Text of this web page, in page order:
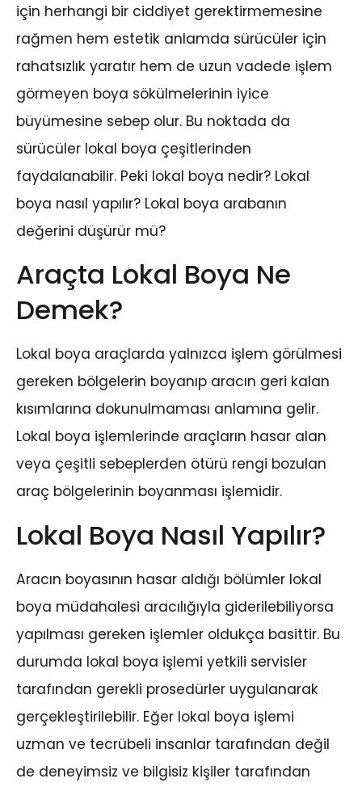
için herhangi bir ciddiyet gerektirmemesine
rağmen hem estetik anlamda sürücüler için
rahatsızlık yaratır hem de uzun vadede işlem
görmeyen boya sökülmelerinin iyice
büyümesine sebep olur. Bu noktada da
sürücüler lokal boya çeşitlerinden
faydalanabilir. Peki lokal boya nedir? Lokal
boya nasıl yapılır? Lokal boya arabanın
değerini düşürür mü?
Araçta Lokal Boya Ne
Demek?
Lokal boya araçlarda yalnızca işlem görülmesi
gereken bölgelerin boyanıp aracın geri kalan
kısımlarına dokunulmaması anlamına gelir.
Lokal boya işlemlerinde araçların hasar alan
veya çeşitli sebeplerden ötürü rengi bozulan
araç bölgelerinin boyanması işlemidir.
Lokal Boya Nasıl Yapılır?
Aracın boyasının hasar aldığı bölümler lokal
boya müdahalesi aracılığıyla giderilebiliyorsa
yapılması gereken işlemler oldukça basittir. Bu
durumda lokal boya işlemi yetkili servisler
tarafından gerekli prosedürler uygulanarak
gerçekleştirilebilir. Eğer lokal boya işlemi
uzman ve tecrübeli insanlar tarafından değil
de deneyimsiz ve bilgisiz kişiler tarafından